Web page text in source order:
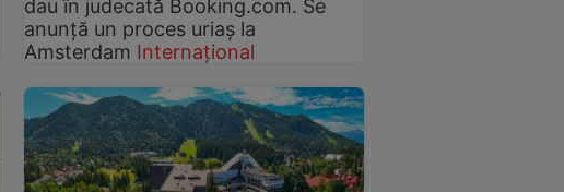
dau în judecată Booking.com. Se
anunță un proces uriaș la
Amsterdam Internațional